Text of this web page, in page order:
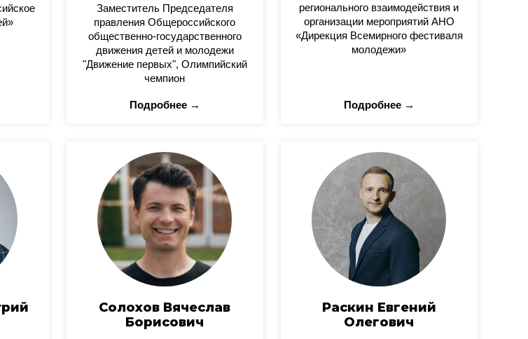
Заместитель Председателя
правления Общероссийского
общественно-государственного
движения детей и молодежи
"Движение первых", Олимпийский
чемпион
Подробнее →
регионального взаимодействия и
организации мероприятий АНО
«Дирекция Всемирного фестиваля
молодежи»
Подробнее →
Солохов Вячеслав
Борисович
Раскин Евгений
Олегович